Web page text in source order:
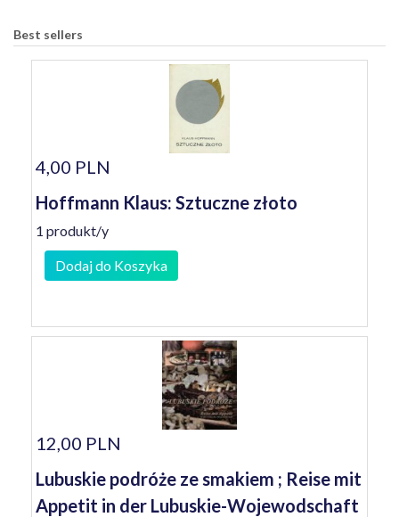
Best sellers
4,00 PLN
Hoffmann Klaus: Sztuczne złoto
1 produkt/y
Dodaj do Koszyka
12,00 PLN
Lubuskie podróże ze smakiem ; Reise mit
Appetit in der Lubuskie-Wojewodschaft